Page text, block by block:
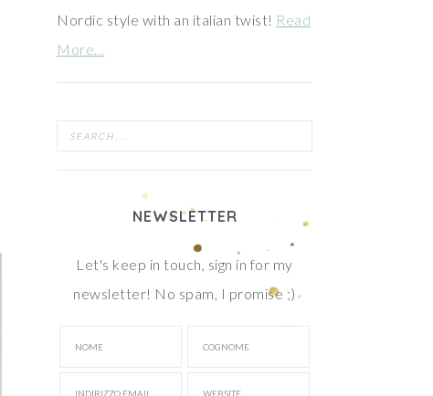
Nordic style with an italian twist! Read
More…
NEWSLETTER
Let's keep in touch, sign in for my
newsletter! No spam, I promise ;)